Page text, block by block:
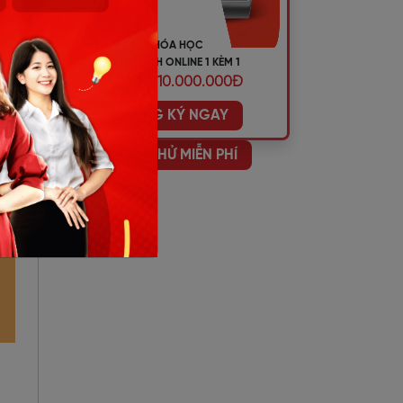
KHÓA HỌC
TIẾNG ANH ONLINE 1 KÈM 1
ƯU ĐÃI 10.000.000Đ
ĐĂNG KÝ NGAY
HỌC THỬ MIỄN PHÍ